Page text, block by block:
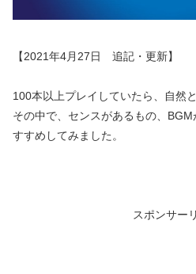
【2021年4月27日 追記・更新】
100本以上プレイしていたら、自然
その中で、センスがあるもの、
すすめしてみました。
スポンサー